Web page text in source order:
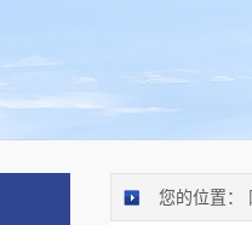
您的位置：